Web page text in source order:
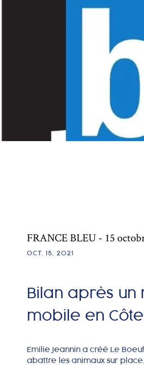
FRANCE BLEU - 15
OCT. 15, 2021
Bilan après
mobile en
Emilie Jeannin a créé Le
abattre les animaux sur